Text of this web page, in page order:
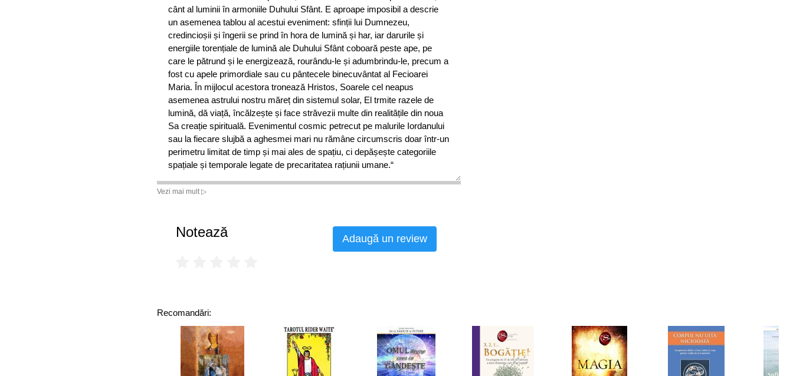
cânt al luminii în armoniile Duhului Sfânt. E aproape imposibil a descrie
un asemenea tablou al acestui eveniment: sfinții lui Dumnezeu,
credincioșii și îngerii se prind în hora de lumină și har, iar darurile și
energiile torențiale de lumină ale Duhului Sfânt coboară peste ape, pe
care le pătrund și le energizează, rourându-le și adumbrindu-le, precum a
fost cu apele primordiale sau cu pântecele binecuvântat al Fecioarei
Maria. În mijlocul acestora tronează Hristos, Soarele cel neapus
asemenea astrului nostru măreț din sistemul solar, El trmite razele de
lumină, dă viață, încălzește și face străvezii multe din realitățile din noua
Sa creație spirituală. Evenimentul cosmic petrecut pe malurile Iordanului
sau la fiecare slujbă a aghesmei mari nu rămâne circumscris doar într-un
perimetru limitat de timp și mai ales de spațiu, ci depășește categoriile
spațiale și temporale legate de precaritatea rațiunii umane.“
• Dr. Laurențiu Streza, Arhiepiscopul Sibiului
Vezi mai mult ▷
Notează Adaugă un review
Recomandări: